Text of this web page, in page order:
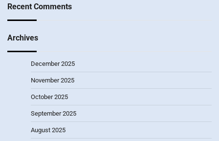
Recent Comments
Archives
December 2025
November 2025
October 2025
September 2025
August 2025